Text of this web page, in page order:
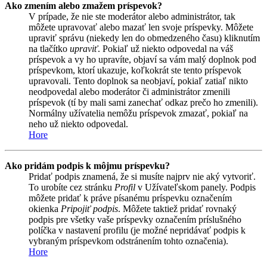
Ako zmením alebo zmažem príspevok?
V prípade, že nie ste moderátor alebo administrátor, tak
môžete upravovať alebo mazať len svoje príspevky. Môžete
upraviť správu (niekedy len do obmedzeného času) kliknutím
na tlačítko upraviť. Pokiaľ už niekto odpovedal na váš
príspevok a vy ho upravíte, objaví sa vám malý doplnok pod
príspevkom, ktorí ukazuje, koľkokrát ste tento príspevok
upravovali. Tento doplnok sa neobjaví, pokiaľ zatiaľ nikto
neodpovedal alebo moderátor či administrátor zmenili
príspevok (tí by mali sami zanechať odkaz prečo ho zmenili).
Normálny užívatelia nemôžu príspevok zmazať, pokiaľ na
neho už niekto odpovedal.
Hore
Ako pridám podpis k môjmu príspevku?
Pridať podpis znamená, že si musíte najprv nie aký vytvoriť.
To urobíte cez stránku Profil v Užívateľskom panely. Podpis
môžete pridať k práve písanému príspevku označením
okienka Pripojiť podpis. Môžete taktiež pridať rovnaký
podpis pre všetky vaše príspevky označením príslušného
políčka v nastavení profilu (je možné nepridávať podpis k
vybraným príspevkom odstránením tohto označenia).
Hore